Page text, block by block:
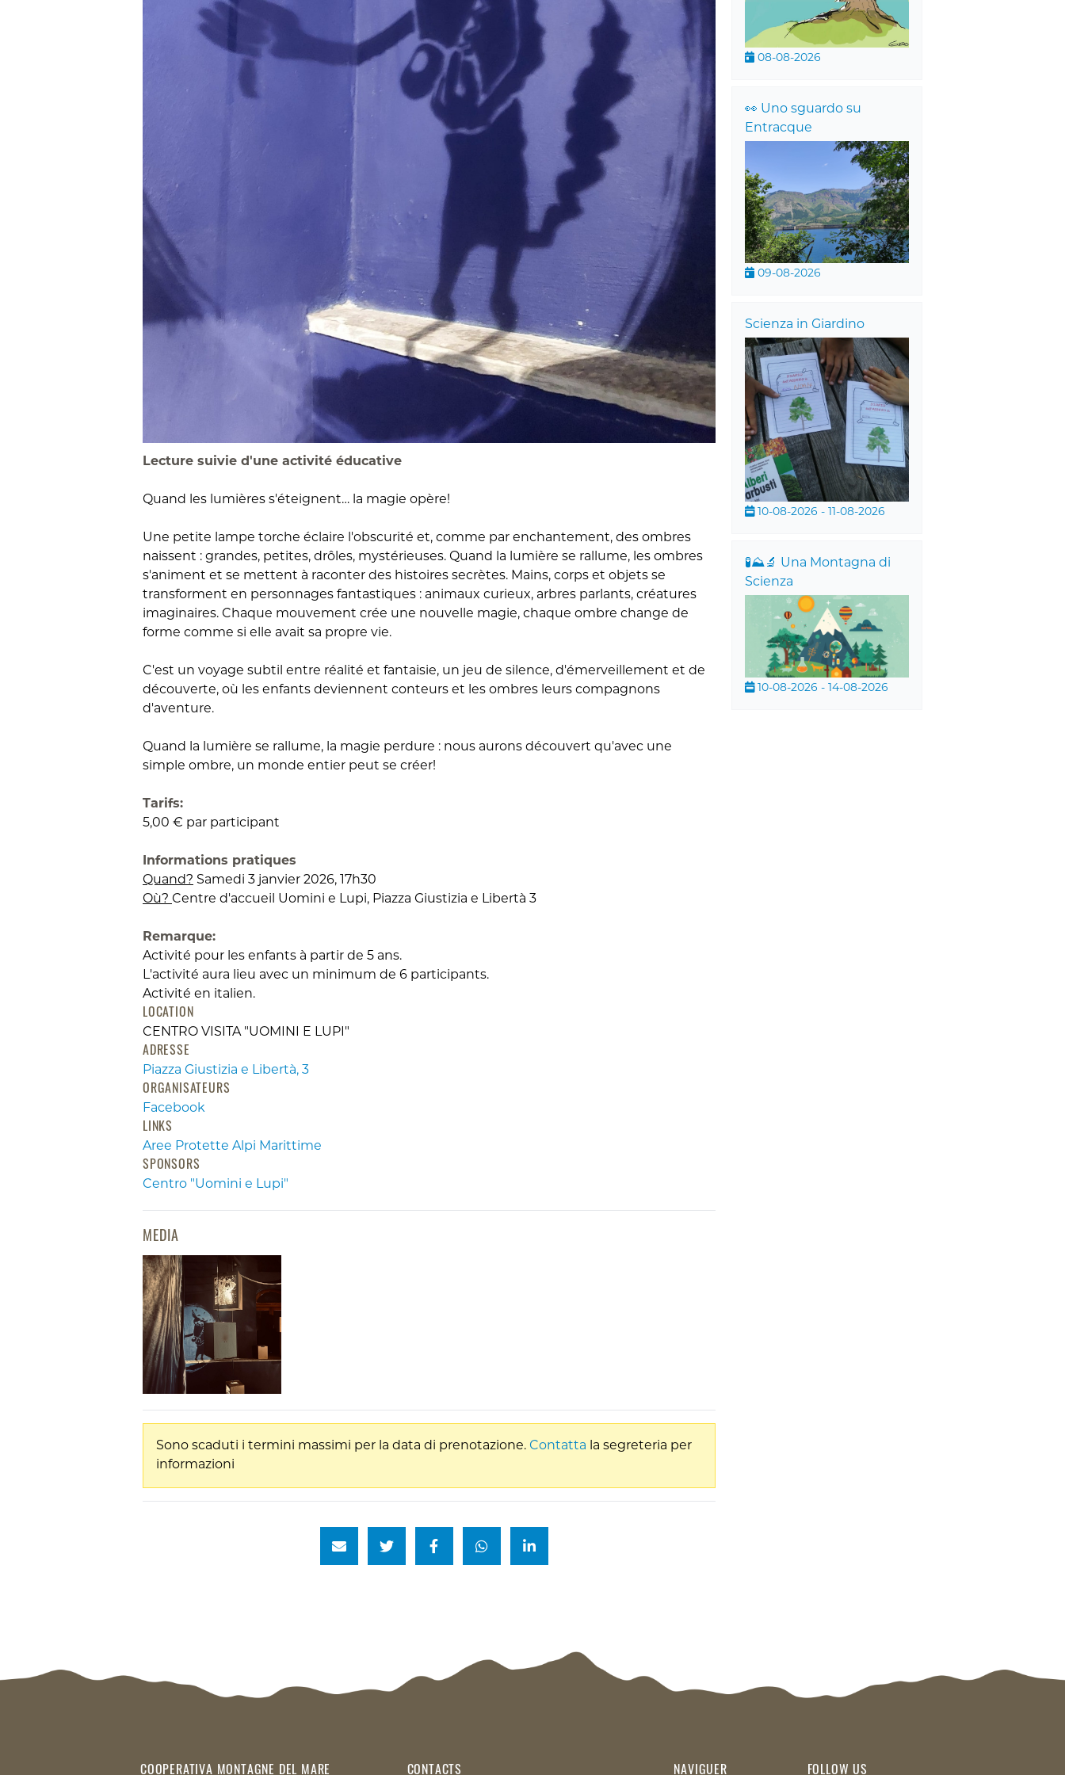
Lecture suivie d'une activité éducative
Quand les lumières s'éteignent… la magie opère!
Une petite lampe torche éclaire l'obscurité et, comme par enchantement, des ombres
naissent : grandes, petites, drôles, mystérieuses. Quand la lumière se rallume, les ombres
s'animent et se mettent à raconter des histoires secrètes. Mains, corps et objets se
transforment en personnages fantastiques : animaux curieux, arbres parlants, créatures
imaginaires. Chaque mouvement crée une nouvelle magie, chaque ombre change de
forme comme si elle avait sa propre vie.
C'est un voyage subtil entre réalité et fantaisie, un jeu de silence, d'émerveillement et de
découverte, où les enfants deviennent conteurs et les ombres leurs compagnons
d'aventure.
Quand la lumière se rallume, la magie perdure : nous aurons découvert qu'avec une
simple ombre, un monde entier peut se créer!
Tarifs:
5,00 € par participant
Informations pratiques
Quand? Samedi 3 janvier 2026, 17h30
Où? Centre d'accueil Uomini e Lupi, Piazza Giustizia e Libertà 3
Remarque:
Activité pour les enfants à partir de 5 ans.
L'activité aura lieu avec un minimum de 6 participants.
Activité en italien.
LOCATION
CENTRO VISITA "UOMINI E LUPI"
ADRESSE
Piazza Giustizia e Libertà, 3
ORGANISATEURS
Facebook
LINKS
Aree Protette Alpi Marittime
SPONSORS
Centro "Uomini e Lupi"
MEDIA
Sono scaduti i termini massimi per la data di prenotazione. Contatta la segreteria per
informazioni
08-08-2026
👀 Uno sguardo su
Entracque
09-08-2026
Scienza in Giardino
10-08-2026 - 11-08-2026
🧪⛰️🔬 Una Montagna di
Scienza
10-08-2026 - 14-08-2026
COOPERATIVA MONTAGNE DEL MARE CONTACTS NAVIGUER FOLLOW US